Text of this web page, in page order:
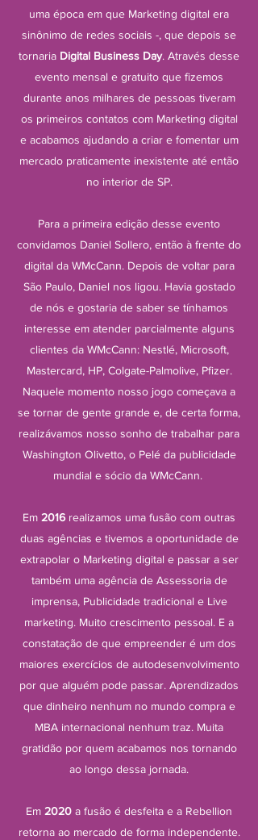
uma época em que Marketing digital era
sinônimo de redes sociais -, que depois se
tornaria Digital Business Day. Através desse
evento mensal e gratuito que fizemos
durante anos milhares de pessoas tiveram
os primeiros contatos com Marketing digital
e acabamos ajudando a criar e fomentar um
mercado praticamente inexistente até então
no interior de SP.
Para a primeira edição desse evento
convidamos Daniel Sollero, então à frente do
digital da WMcCann. Depois de voltar para
São Paulo, Daniel nos ligou. Havia gostado
de nós e gostaria de saber se tínhamos
interesse em atender parcialmente alguns
clientes da WMcCann: Nestlé, Microsoft,
Mastercard, HP, Colgate-Palmolive, Pfizer.
Naquele momento nosso jogo começava a
se tornar de gente grande e, de certa forma,
realizávamos nosso sonho de trabalhar para
Washington Olivetto, o Pelé da publicidade
mundial e sócio da WMcCann.
Em 2016 realizamos uma fusão com outras
duas agências e tivemos a oportunidade de
extrapolar o Marketing digital e passar a ser
também uma agência de Assessoria de
imprensa, Publicidade tradicional e Live
marketing. Muito crescimento pessoal. E a
constatação de que empreender é um dos
maiores exercícios de autodesenvolvimento
por que alguém pode passar. Aprendizados
que dinheiro nenhum no mundo compra e
MBA internacional nenhum traz. Muita
gratidão por quem acabamos nos tornando
ao longo dessa jornada.
Em 2020 a fusão é desfeita e a Rebellion
retorna ao mercado de forma independente.